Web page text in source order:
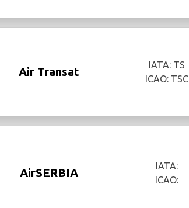
Air Transat
IATA: TS
ICAO: TSC
AirSERBIA
IATA:
ICAO: